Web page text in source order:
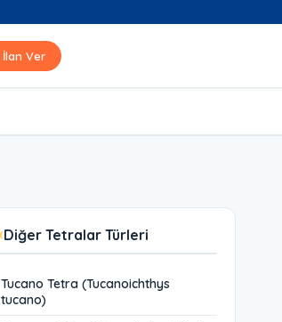
İlan Ver
Diğer Tetralar Türleri
Tucano Tetra (Tucanoichthys
tucano)